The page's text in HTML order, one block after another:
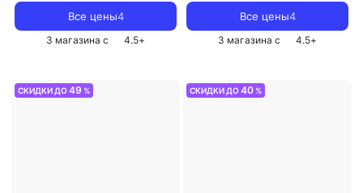
Все цены4
3 магазина с 4.5+
Все цены4
3 магазина с 4.5+
СКИДКИ ДО49 % СКИДКИ ДО40 %